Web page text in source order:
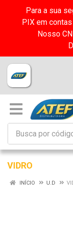
Para a sua
PIX em
Nosso
VIDRO
INÍCIO U.D